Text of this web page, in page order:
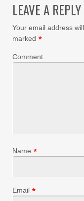
LEAVE A REPLY
Your email address
marked *
Comment
Name *
Email *